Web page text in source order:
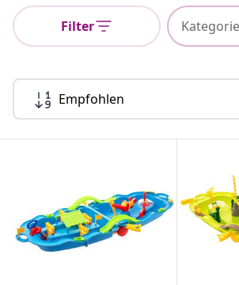
Filter Kategorie
Empfohlen